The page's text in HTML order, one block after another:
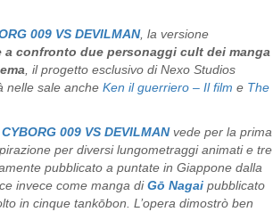
009 VS DEVILMAN, la versione
a confronto due personaggi cult dei manga
, il progetto esclusivo di Nexo Studios
nelle sale anche Ken il guerriero – Il film e The
CYBORG 009 VS DEVILMAN vede per la prima
per diversi lungometraggi animati e tre
pubblicato a puntate in Giappone dalla
invece come manga diGō Nagai pubblicato
in cinque tankōbon. L’opera dimostrò ben